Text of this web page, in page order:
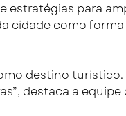
estratégias para
cidade como
destino turístico.
destaca a equipe